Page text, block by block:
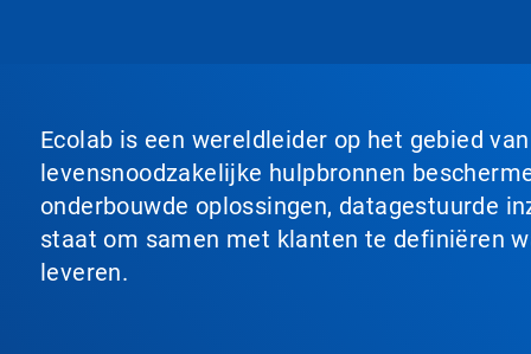
Ecolab is een wereldleider op het gebied
levensnoodzakelijke hulpbronnen
onderbouwde oplossingen, datagestuurde
staat om samen met klanten te definiëren
leveren.